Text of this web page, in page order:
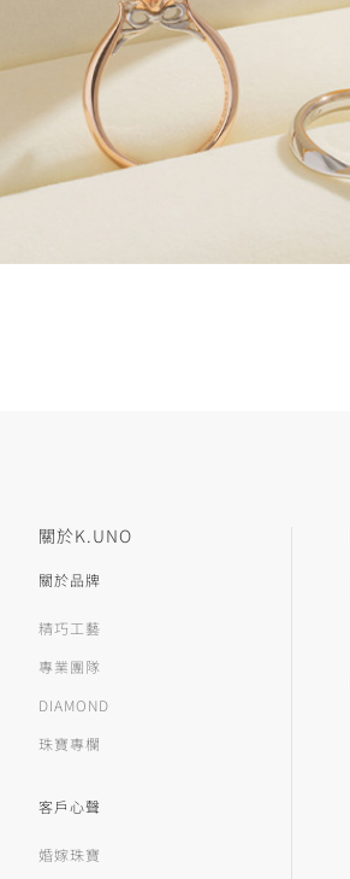
關於K.UNO
關於品牌
精巧工藝
專業團隊
DIAMOND
珠寶專欄
客戶心聲
婚嫁珠寶